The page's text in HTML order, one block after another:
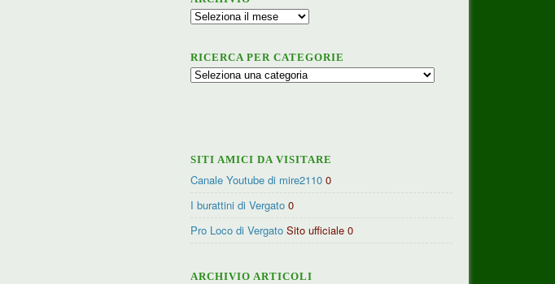
Archivio
RICERCA PER CATEGORIE
Ricerca
SITI AMICI DA VISITARE
Canale Youtube di mire2110 0
I burattini di Vergato 0
Pro Loco di Vergato Sito ufficiale 0
ARCHIVIO ARTICOLI